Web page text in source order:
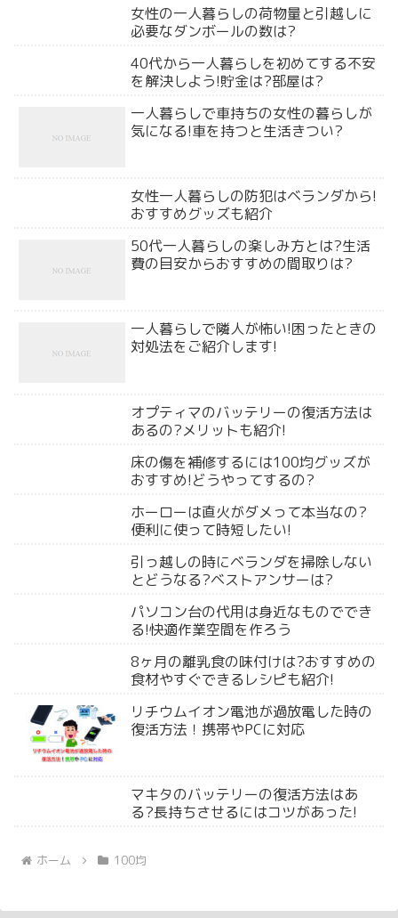
女性の一人暮らしの荷物量と引越しに
必要なダンボールの数は?
40代から一人暮らしを初めてする不安
を解決しよう!貯金は?部屋は?
一人暮らしで車持ちの女性の暮らしが
気になる!車を持つと生活きつい?
女性一人暮らしの防犯はベランダから!
おすすめグッズも紹介
50代一人暮らしの楽しみ方とは?生活
費の目安からおすすめの間取りは?
一人暮らしで隣人が怖い!困ったときの
対処法をご紹介します!
オプティマのバッテリーの復活方法は
あるの?メリットも紹介!
床の傷を補修するには100均グッズが
おすすめ!どうやってするの?
ホーローは直火がダメって本当なの?
便利に使って時短したい!
引っ越しの時にベランダを掃除しない
とどうなる?ベストアンサーは?
パソコン台の代用は身近なものででき
る!快適作業空間を作ろう
8ヶ月の離乳食の味付けは?おすすめの
食材やすぐできるレシピも紹介!
リチウムイオン電池が過放電した時の
復活方法！携帯やPCに対応
マキタのバッテリーの復活方法はあ
る?長持ちさせるにはコツがあった!
ホーム 100均